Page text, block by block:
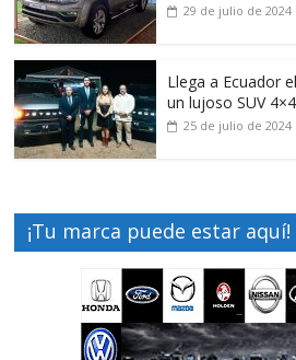
29 de julio de 2024
Llega a Ecuador
un lujoso SUV 4×4
25 de julio de 2024
¡Tu marca puede estar aquí!